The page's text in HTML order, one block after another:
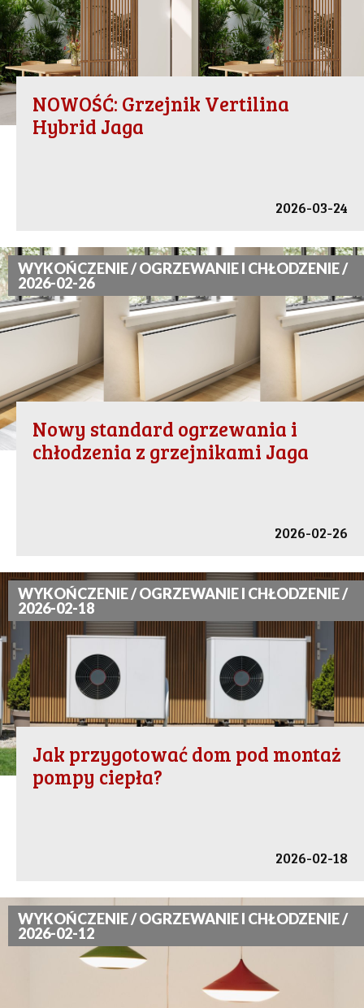
NOWOŚĆ: Grzejnik Vertilina
Hybrid Jaga
2026-03-24
WYKOŃCZENIE / OGRZEWANIE I CHŁODZENIE /
2026-02-26
Nowy standard ogrzewania i
chłodzenia z grzejnikami Jaga
2026-02-26
WYKOŃCZENIE / OGRZEWANIE I CHŁODZENIE /
2026-02-18
Jak przygotować dom pod montaż
pompy ciepła?
2026-02-18
WYKOŃCZENIE / OGRZEWANIE I CHŁODZENIE /
2026-02-12